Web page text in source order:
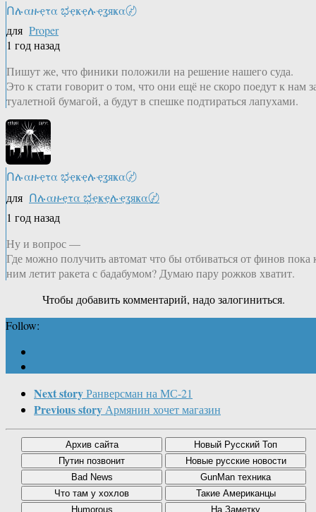
Ոሉαዙҿτα ಭҿҝҿሉҿʓяҝα〄
для Proper
1 год назад
Пишут же, что финики положили на решение нашего суда.
Это к стати говорит о том, что они ещё не скоро поедут к нам
туалетной бумагой, а будут в спешке подтираться лапухами.
Ոሉαዙҿτα ಭҿҝҿሉҿʓяҝα〄
для Ոሉαዙҿτα ಭҿҝҿሉҿʓяҝα〄
1 год назад
Ну и вопрос —
Где можно получить автомат что бы отбиваться от финов пока
ним летит ракета с бадабумом? Думаю пару рожков хватит.
Чтобы добавить комментарий, надо залогиниться.
Follow:
Next storyРанверсман на МС-21
Previous storyАрмянин хочет магазин